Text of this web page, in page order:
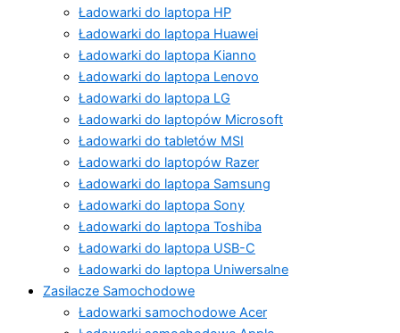
Ładowarki do laptopa HP
Ładowarki do laptopa Huawei
Ładowarki do laptopa Kianno
Ładowarki do laptopa Lenovo
Ładowarki do laptopa LG
Ładowarki do laptopów Microsoft
Ładowarki do tabletów MSI
Ładowarki do laptopów Razer
Ładowarki do laptopa Samsung
Ładowarki do laptopa Sony
Ładowarki do laptopa Toshiba
Ładowarki do laptopa USB-C
Ładowarki do laptopa Uniwersalne
Zasilacze Samochodowe
Ładowarki samochodowe Acer